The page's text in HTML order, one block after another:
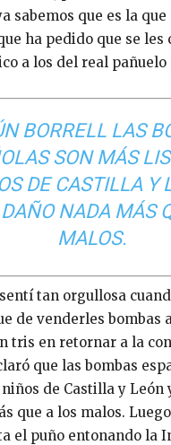
sabemos que es la
ha pedido que se
a los del real pañuelo
BORRELL LAS
SON MÁS
DE CASTILLA Y
NADA MÁS
MALOS.
tan orgullosa
de venderles bombas
tris en retornar a la
que las bombas
de Castilla y León
que a los malos.
el puño entonando la